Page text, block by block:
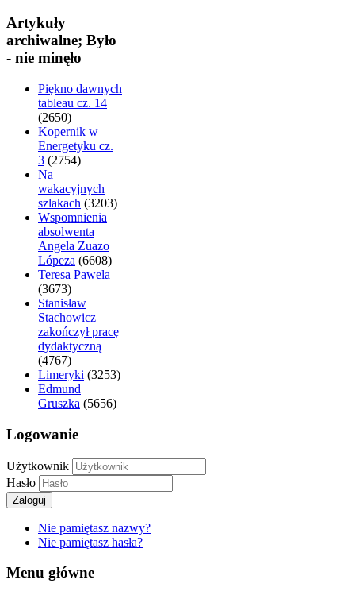
Artykuły
archiwalne; Było
- nie minęło
Piękno dawnych
tableau cz. 14
(2650)
Kopernik w
Energetyku cz.
3 (2754)
Na
wakacyjnych
szlakach (3203)
Wspomnienia
absolwenta
Angela Zuazo
Lópeza (6608)
Teresa Pawela
(3673)
Stanisław
Stachowicz
zakończył pracę
dydaktyczną
(4767)
Limeryki (3253)
Edmund
Gruszka (5656)
Logowanie
Użytkownik
Hasło
Zaloguj
Nie pamiętasz nazwy?
Nie pamiętasz hasła?
Menu główne